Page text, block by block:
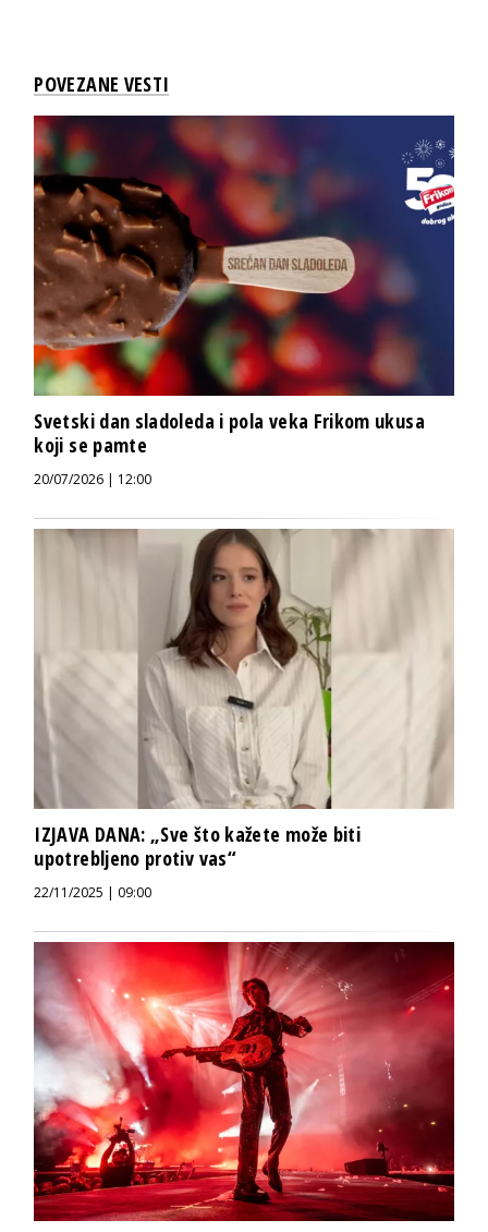
POVEZANE VESTI
Svetski dan sladoleda i pola veka Frikom ukusa
koji se pamte
20/07/2026 | 12:00
IZJAVA DANA: „Sve što kažete može biti
upotrebljeno protiv vas“
22/11/2025 | 09:00